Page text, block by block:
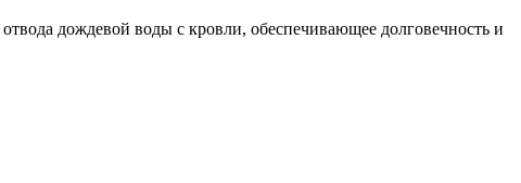
дождевой воды с кровли, обеспечивающее долговечность и